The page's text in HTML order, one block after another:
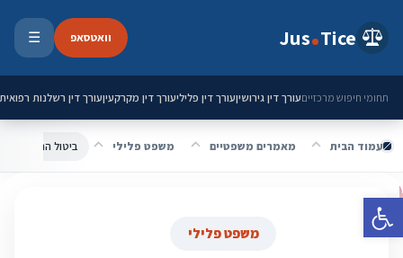
פתח סרגל נגישות
Jus Tice וואטסאפ ☰
תחומי חיפוש מרכזייםעורך דין גירושיןעורך דין פליליעורך דין מקרקעיןעורך דין רשלנות רפואית
עמוד הבית מאמרים משפטיים משפט פלילי ביטול הרשעה
משפט פלילי